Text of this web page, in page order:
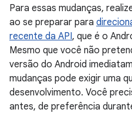
Para essas mudanças,
ao se preparar para
recente da API, que é o
Mesmo que você não
versão do Android
mudanças pode exigir uma
desenvolvimento. Você
antes, de preferência